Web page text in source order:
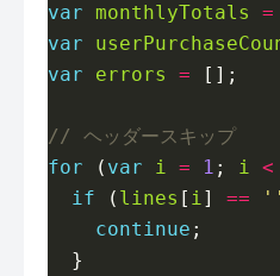
var monthlyTotals =
var
var
errors =
for ( var i = 1 ; i <
if ( lines [ i] == ''
continue